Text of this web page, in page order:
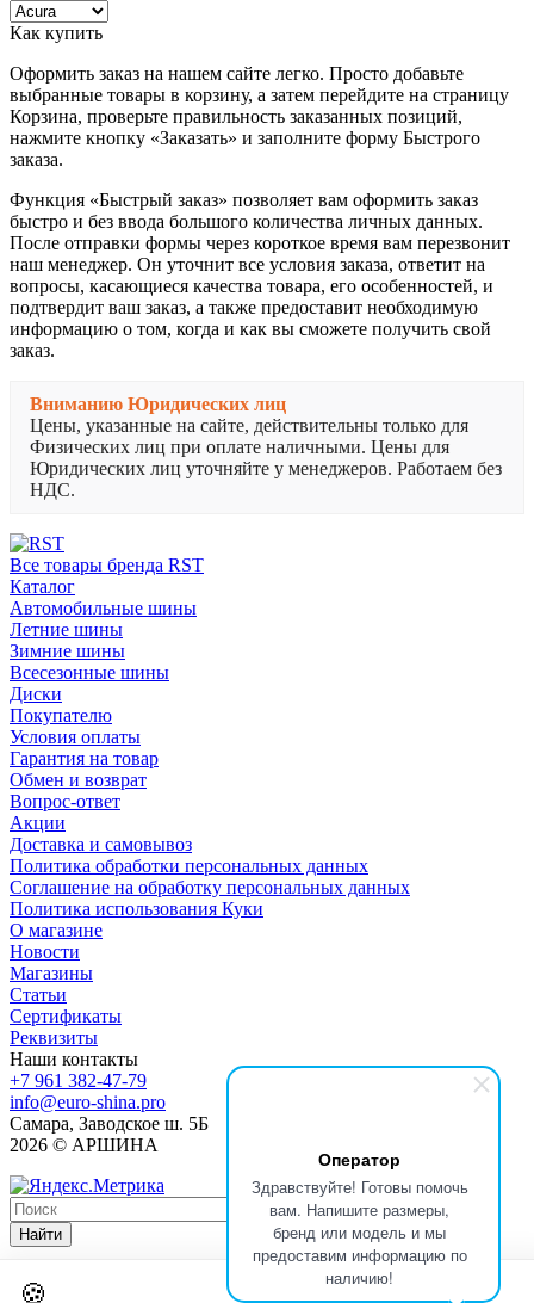
Оператор
Здравствуйте! Готовы помочь
вам. Напишите размеры,
бренд или модель и мы
предоставим информацию по
наличию!
Как купить
Оформить заказ на нашем сайте легко. Просто добавьте
выбранные товары в корзину, а затем перейдите на страницу
Корзина, проверьте правильность заказанных позиций,
нажмите кнопку «Заказать» и заполните форму Быстрого
заказа.
Функция «Быстрый заказ» позволяет вам оформить заказ
быстро и без ввода большого количества личных данных.
После отправки формы через короткое время вам перезвонит
наш менеджер. Он уточнит все условия заказа, ответит на
вопросы, касающиеся качества товара, его особенностей, и
подтвердит ваш заказ, а также предоставит необходимую
информацию о том, когда и как вы сможете получить свой
заказ.
Вниманию Юридических лиц
Цены, указанные на сайте, действительны только для
Физических лиц при оплате наличными. Цены для
Юридических лиц уточняйте у менеджеров. Работаем без
НДС.
Все товары бренда RST
Каталог
Автомобильные шины
Летние шины
Зимние шины
Всесезонные шины
Диски
Покупателю
Условия оплаты
Гарантия на товар
Обмен и возврат
Вопрос-ответ
Акции
Доставка и самовывоз
Политика обработки персональных данных
Соглашение на обработку персональных данных
Политика использования Куки
О магазине
Новости
Магазины
Статьи
Сертификаты
Реквизиты
Наши контакты
+7 961 382-47-79
info@euro-shina.pro
Самара, Заводское ш. 5Б
2026 © АРШИНА
Найти
🍪